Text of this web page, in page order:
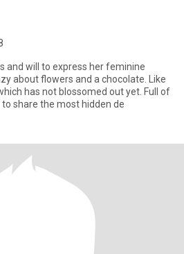
and will to express her feminine
about flowers and a chocolate. Like
has not blossomed out yet. Full of
share the most hidden de